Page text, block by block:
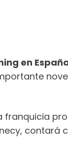
en
franquicia
contará